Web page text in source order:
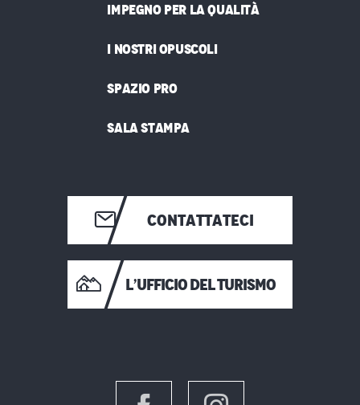
IMPEGNO PER LA QUALITÀ
I NOSTRI OPUSCOLI
SPAZIO PRO
SALA STAMPA
CONTATTATECI
L’UFFICIO DEL TURISMO